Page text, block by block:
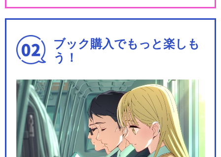
ブック購入でもっと楽しも
う！